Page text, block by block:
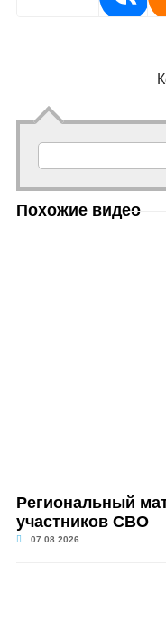
Похожие видео
Региональный
участников СВО
07.08.2026